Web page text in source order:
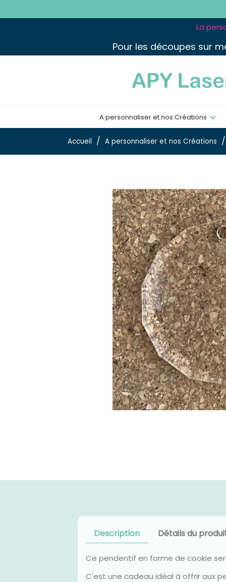
La
Pour les découpes sur
A personnaliser et nos Créations
Accueil A personnaliser et nos Créations
Description Détails du
Ce pendentif en forme de cookie
C'est une cadeau idéal à offrir aux